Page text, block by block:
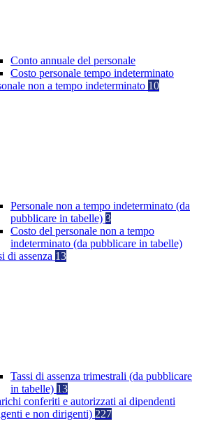
Conto annuale del personale
Costo personale tempo indeterminato
non a tempo indeterminato 10
Personale non a tempo indeterminato (da
pubblicare in tabelle) 3
Costo del personale non a tempo
indeterminato (da pubblicare in tabelle)
di assenza 13
Tassi di assenza trimestrali (da pubblicare
in tabelle) 13
conferiti e autorizzati ai dipendenti
e non dirigenti) 227